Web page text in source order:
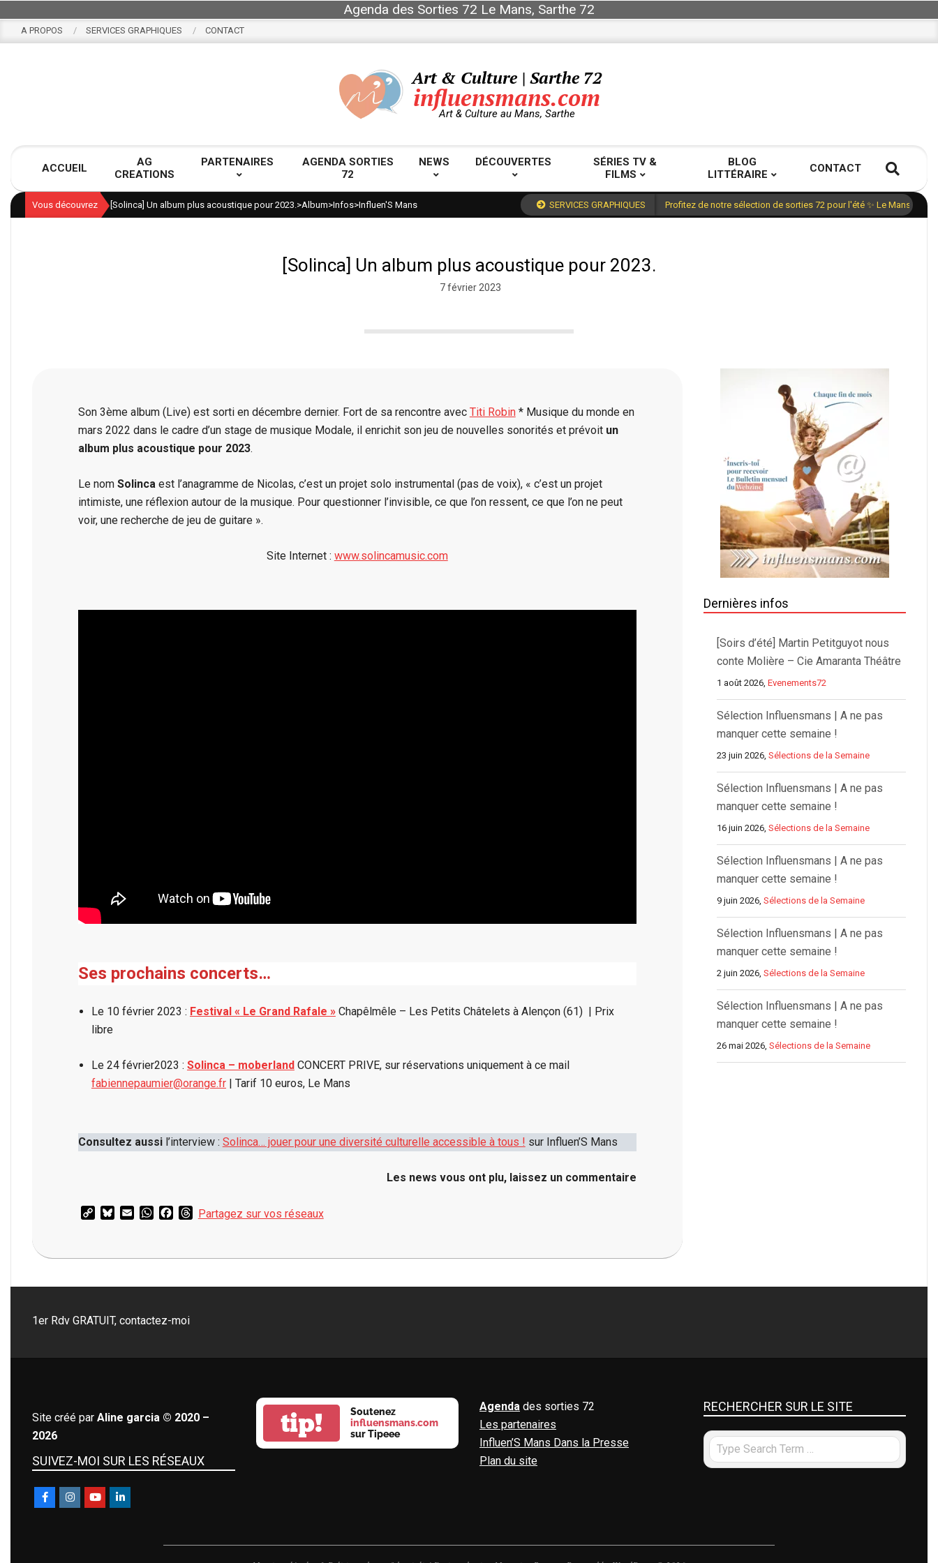
content
Agenda des Sorties 72 Le Mans, Sarthe 72
A PROPOS SERVICES GRAPHIQUES CONTACT
Art & Culture | Sarthe 72
influensmans.com
Art & Culture au Mans, Sarthe
Navigation
ACCUEIL
AG
CREATIONS
PARTENAIRES
AGENDA SORTIES
72
NEWS DÉCOUVERTES
SÉRIES TV &
FILMS
BLOG
LITTÉRAIRE
CONTACT
Vous découvrez [Solinca] Un album plus acoustique pour 2023.>Album>Infos>Influen'S Mans SERVICES GRAPHIQUES Profitez de notre sélection de sorties 72 pour l'été ✨ Le Mans,
[Solinca] Un album plus acoustique pour 2023.
7 février 2023
Son 3ème album (Live) est sorti en décembre dernier. Fort de sa rencontre avec Titi Robin* Musique du monde en
mars 2022 dans le cadre d’un stage de musique Modale, il enrichit son jeu de nouvelles sonorités et prévoit un
album plus acoustique pour 2023.
Le nom Solincaest l’anagramme de Nicolas, c’est un projet solo instrumental (pas de voix), « c’est un projet
intimiste, une réflexion autour de la musique. Pour questionner l’invisible, ce que l’on ressent, ce que l’on ne peut
voir, une recherche de jeu de guitare ».
Site Internet : www.solincamusic.com
Ses prochains concerts…
Le 10 février 2023 : Festival « Le Grand Rafale »Chapêlmêle – Les Petits Châtelets à Alençon (61) | Prix
libre
Le 24 février2023 : Solinca – moberland CONCERT PRIVE, sur réservations uniquement à ce mail
fabiennepaumier@orange.fr| Tarif 10 euros, Le Mans
Consultez aussil’interview : Solinca… jouer pour une diversité culturelle accessible à tous ! sur Influen’S Mans
Les news vous ont plu, laissez un commentaire
Copy Bluesky
Email WhatsApp
Facebook
Threads
Partagez sur vos réseaux
02-
Dernières infos
[Soirs d’été] Martin Petitguyot nous
conte Molière – Cie Amaranta Théâtre
1 août 2026, Evenements72
Sélection Influensmans | A ne pas
manquer cette semaine !
23 juin 2026, Sélections de la Semaine
Sélection Influensmans | A ne pas
manquer cette semaine !
16 juin 2026, Sélections de la Semaine
Sélection Influensmans | A ne pas
manquer cette semaine !
9 juin 2026, Sélections de la Semaine
Sélection Influensmans | A ne pas
manquer cette semaine !
2 juin 2026, Sélections de la Semaine
Sélection Influensmans | A ne pas
manquer cette semaine !
26 mai 2026, Sélections de la Semaine
1er Rdv GRATUIT, contactez-moi
Site créé par Aline garcia © 2020 –
2026
SUIVEZ-MOI SUR LES RÉSEAUX
tip!
Soutenez
influensmans.com
sur Tipeee
Agenda des sorties 72
Les partenaires
Influen’S Mans Dans la Presse
Plan du site
RECHERCHER SUR LE SITE
Search